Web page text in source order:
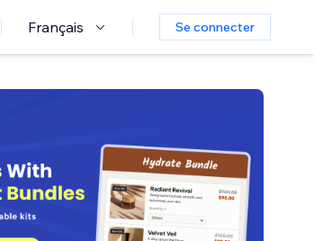
Français Se connecter